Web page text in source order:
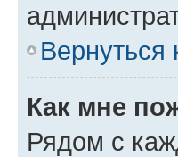
Вернуться
Как мне
Рядом с